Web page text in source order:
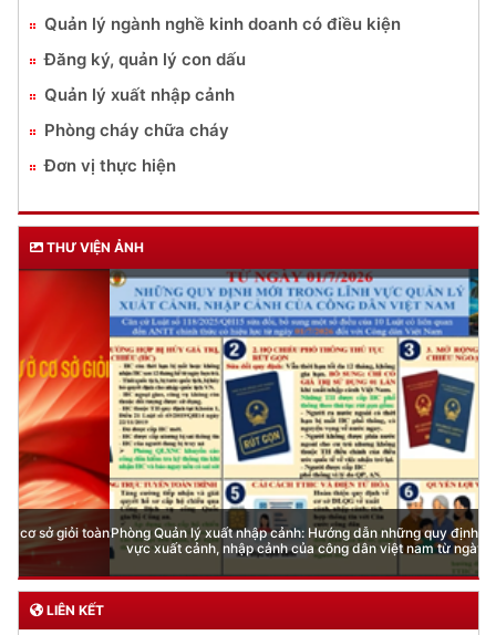
Quản lý ngành nghề kinh doanh có điều kiện
Đăng ký, quản lý con dấu
Quản lý xuất nhập cảnh
Phòng cháy chữa cháy
Đơn vị thực hiện
THƯ VIỆN ẢNH
Phòng Quản lý xuất nhập cảnh: Hướng dẫn những quy định mới trong lĩnh
vực xuất cảnh, nhập cảnh của công dân việt nam từ ngày 01/7/2026
LIÊN KẾT